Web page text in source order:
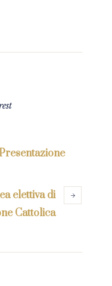
elettiva di
Cattolica